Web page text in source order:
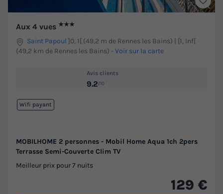
Aux 4 vues ★★★
Saint Papoul ]0, 1[ (49,2 m de Rennes les Bains) | [1, Inf[
(49,2 km de Rennes les Bains) - Voir sur la carte
Avis clients
9.2/10
Wifi payant
MOBILHOME 2 personnes - Mobil Home Aqua 1ch 2pers
Terrasse Semi-Couverte Clim TV
Meilleur prix pour 7 nuits
129 €